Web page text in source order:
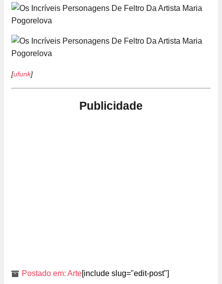
[ufunk]
Publicidade
Postado em: Arte[include slug="edit-post"]